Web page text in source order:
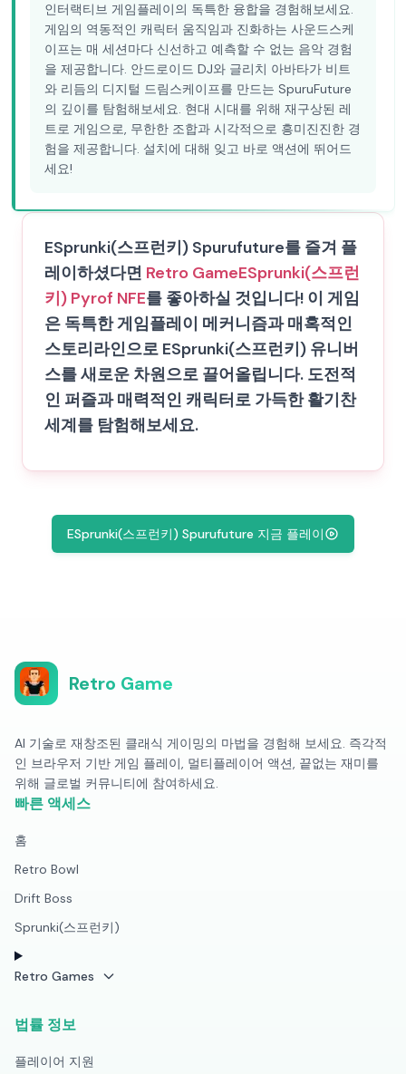
인터랙티브 게임플레이의 독특한 융합을 경험해보세요.
게임의 역동적인 캐릭터 움직임과 진화하는 사운드스케
이프는 매 세션마다 신선하고 예측할 수 없는 음악 경험
을 제공합니다. 안드로이드 DJ와 글리치 아바타가 비트
와 리듬의 디지털 드림스케이프를 만드는 SpuruFuture
의 깊이를 탐험해보세요. 현대 시대를 위해 재구상된 레
트로 게임으로, 무한한 조합과 시각적으로 흥미진진한 경
험을 제공합니다. 설치에 대해 잊고 바로 액션에 뛰어드
세요!
ESprunki(스프런키) Spurufuture를 즐겨 플
레이하셨다면 Retro GameESprunki(스프런
키) Pyrof NFE를 좋아하실 것입니다! 이 게임
은 독특한 게임플레이 메커니즘과 매혹적인
스토리라인으로 ESprunki(스프런키) 유니버
스를 새로운 차원으로 끌어올립니다. 도전적
인 퍼즐과 매력적인 캐릭터로 가득한 활기찬
세계를 탐험해보세요.
ESprunki(스프런키) Spurufuture 지금 플레이
Retro Game
AI 기술로 재창조된 클래식 게이밍의 마법을 경험해 보세요. 즉각적
인 브라우저 기반 게임 플레이, 멀티플레이어 액션, 끝없는 재미를
위해 글로벌 커뮤니티에 참여하세요.
빠른 액세스
홈
Retro Bowl
Drift Boss
Sprunki(스프런키)
Retro Games
법률 정보
플레이어 지원